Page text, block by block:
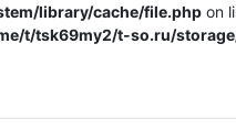
library/cache/file.php on
t/tsk69my2/t-so.ru/